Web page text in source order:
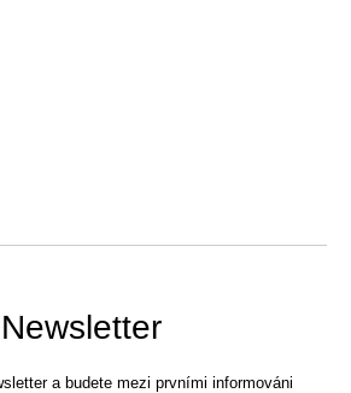
Newsletter
a budete mezi prvními informováni